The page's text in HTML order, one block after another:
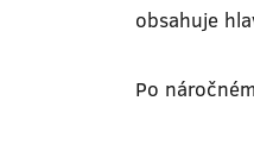
obsahuje
Po